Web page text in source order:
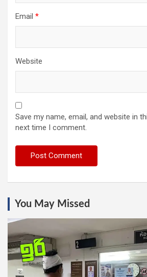
Email *
Website
Save my name, email, and website in
next time I comment.
You May Missed